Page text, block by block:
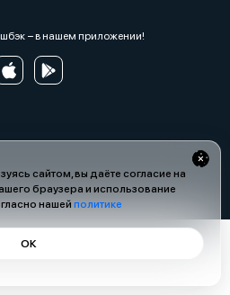
сайтом, вы даёте согласие на
браузера и использование
нашей политике
ОК
− в нашем приложении!